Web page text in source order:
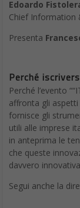
3. Snapseed
Si trovano molte